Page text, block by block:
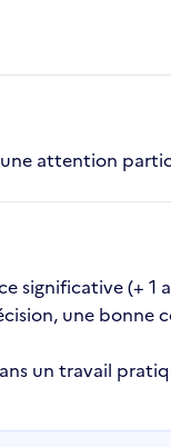
attention
(+ 1
une
un travail